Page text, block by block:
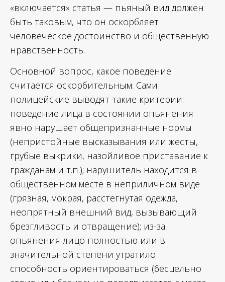
«включается» статья — пьяный вид должен
быть таковым, что он оскорбляет
человеческое достоинство и общественную
нравственность.
Основной вопрос, какое поведение
считается оскорбительным. Сами
полицейские выводят такие критерии:
поведение лица в состоянии опьянения
явно нарушает общепризнанные нормы
(непристойные высказывания или жесты,
грубые выкрики, назойливое приставание к
гражданам и т.п.); нарушитель находится в
общественном месте в неприличном виде
(грязная, мокрая, расстегнутая одежда,
неопрятный внешний вид, вызывающий
брезгливость и отвращение); из-за
опьянения лицо полностью или в
значительной степени утратило
способность ориентироваться (бесцельно